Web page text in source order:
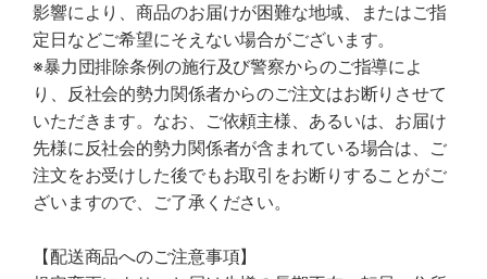
影響により、商品のお届けが困難な地域、またはご指
定日などご希望にそえない場合がございます。
※暴力団排除条例の施行及び警察からのご指導によ
り、反社会的勢力関係者からのご注文はお断りさせて
いただきます。なお、ご依頼主様、あるいは、お届け
先様に反社会的勢力関係者が含まれている場合は、ご
注文をお受けした後でもお取引をお断りすることがご
ざいますので、ご了承ください。
【配送商品へのご注意事項】